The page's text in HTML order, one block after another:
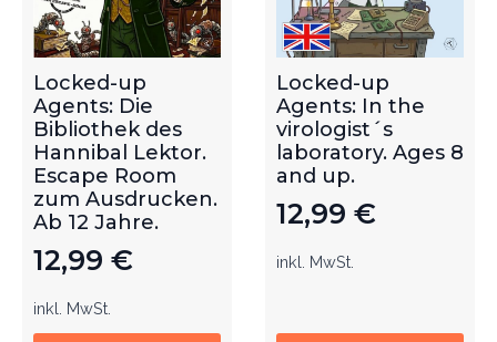
Locked-up
Agents: Die
Bibliothek des
Hannibal Lektor.
Escape Room
zum Ausdrucken.
Ab 12 Jahre.
12,99 €
inkl. MwSt.
Locked-up
Agents: In the
virologist´s
laboratory. Ages 8
and up.
12,99 €
inkl. MwSt.